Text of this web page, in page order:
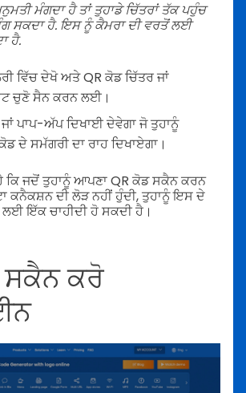
ਮੰਗਦਾ ਹੈ ਤਾਂ ਤੁਹਾਡੇ ਚਿੱਤਰਾਂ ਤੱਕ ਪਹੁੰਚ
ਸਕਦਾ ਹੈ. ਇਸ ਨੂੰ ਕੈਮਰਾ ਦੀ ਵਰਤੋਂ ਲਈ
ਹੈ.
ਵਿੱਚ ਦੇਖੋ ਅਤੇ QR ਕੋਡ ਚਿੱਤਰ ਜਾਂ
ਚੁਣੋ ਸੈਨ ਕਰਨ ਲਈ।
ਪਾਪ-ਅੱਪ ਦਿਖਾਈ ਦੇਵੇਗਾ ਜੋ ਤੁਹਾਨੂੰ
ਦੇ ਸਮੱਗਰੀ ਦਾ ਰਾਹ ਦਿਖਾਏਗਾ।
ਜਦੋਂ ਤੁਹਾਨੂੰ ਆਪਣਾ QR ਕੋਡ ਸਕੈਨ ਕਰਨ
ਕਨੈਕਸ਼ਨ ਦੀ ਲੋੜ ਨਹੀਂ ਹੁੰਦੀ, ਤੁਹਾਨੂੰ ਇਸ ਦੇ
ਇੱਕ ਚਾਹੀਦੀ ਹੋ ਸਕਦੀ ਹੈ।
ਸਕੈਨ ਕਰੋ